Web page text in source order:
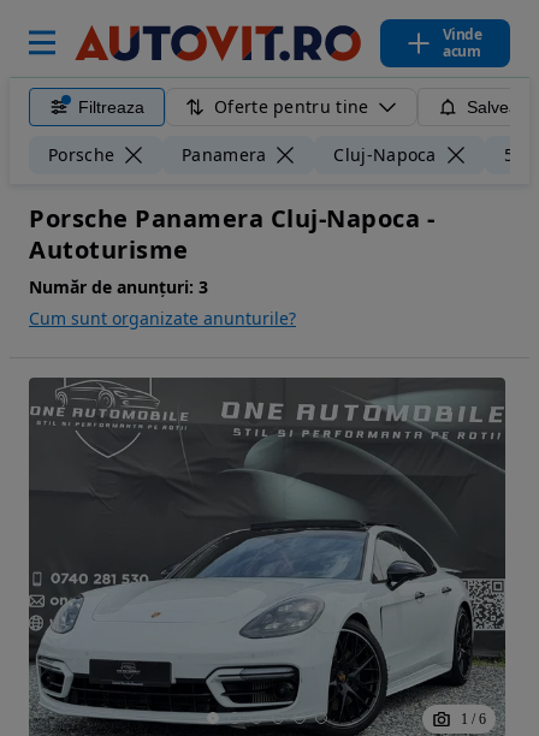
Vinde
acum
Filtreaza Oferte pentru tine
Porsche Panamera Cluj-Napoca 50
Porsche Panamera Cluj-Napoca -
Autoturisme
Număr de anunțuri: 3
Cum sunt organizate anunturile?
1 / 6